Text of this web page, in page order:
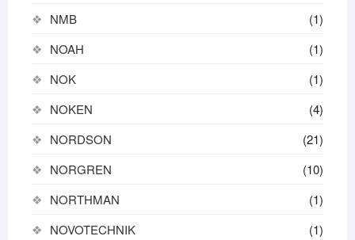
NMB
(1)
NOAH
(1)
NOK
(1)
NOKEN
(4)
NORDSON
(21)
NORGREN
(10)
NORTHMAN
(1)
NOVOTECHNIK
(1)